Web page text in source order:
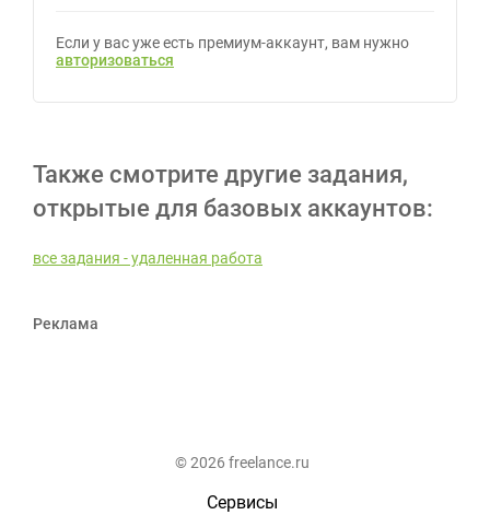
Если у вас уже есть премиум-аккаунт, вам нужно
авторизоваться
Также смотрите другие задания,
открытые для базовых аккаунтов:
все задания - удаленная работа
Реклама
© 2026 freelance.ru
Сервисы